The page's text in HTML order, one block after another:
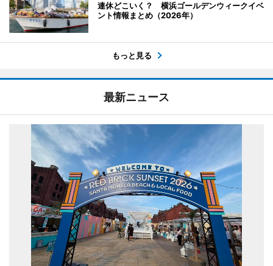
連休どこいく？ 横浜ゴールデンウィークイベ
ント情報まとめ（2026年）
もっと見る
最新ニュース